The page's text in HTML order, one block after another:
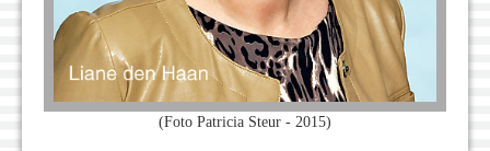
(Foto Patricia Steur - 2015)